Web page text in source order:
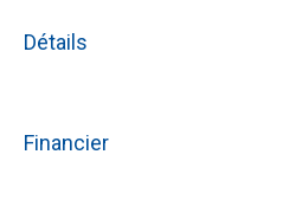
Détails
Financier